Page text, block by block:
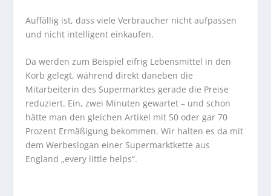
Auffällig ist, dass viele Verbraucher nicht aufpassen
und nicht intelligent einkaufen.
Da werden zum Beispiel eifrig Lebensmittel in den
Korb gelegt, während direkt daneben die
Mitarbeiterin des Supermarktes gerade die Preise
reduziert. Ein, zwei Minuten gewartet – und schon
hätte man den gleichen Artikel mit 50 oder gar 70
Prozent Ermäßigung bekommen. Wir halten es da mit
dem Werbeslogan einer Supermarktkette aus
England „every little helps“.